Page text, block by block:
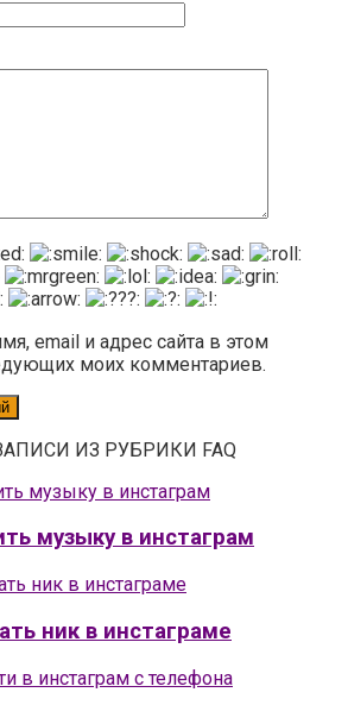
email и адрес сайта в этом
моих комментариев.
ИЗ РУБРИКИ FAQ
музыку в инстаграм
ник в инстаграме